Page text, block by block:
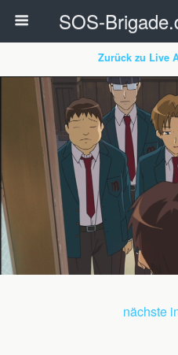
SOS-
Zurück zu Live
nächste